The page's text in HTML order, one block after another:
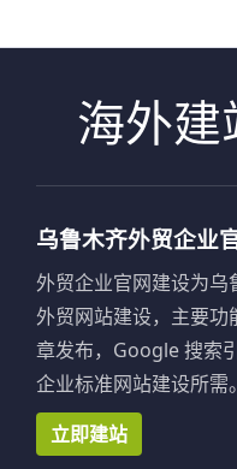
海外
乌鲁木齐外贸企业
外贸企业官网建设为乌
外贸网站建设，主要
章发布，Google 搜索
企业标准网站建设所需。
立即建站